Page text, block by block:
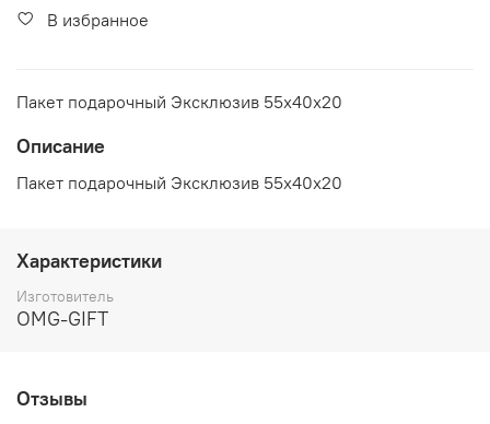
В избранное
Пакет подарочный Эксклюзив 55х40х20
Описание
Пакет подарочный Эксклюзив 55х40х20
Характеристики
Изготовитель
OMG-GIFT
Отзывы